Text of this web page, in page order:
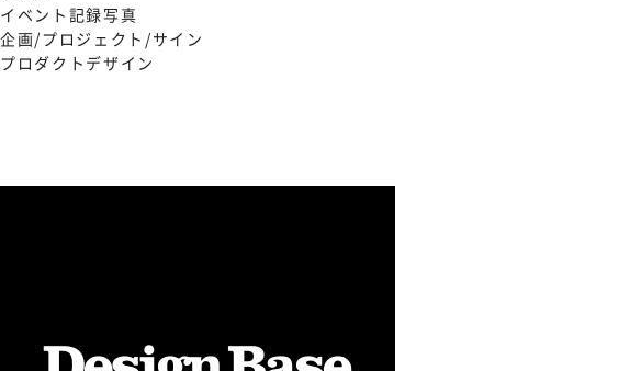
イベント記録写真
企画/プロジェクト/サイン
プロダクトデザイン